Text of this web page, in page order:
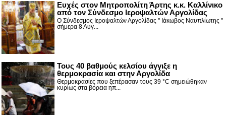
Ευχές στον Μητροπολίτη Άρτης κ.κ. Καλλίνικο
από τον Σύνδεσμο Ιεροψαλτών Αργολίδας
Ο Σύνδεσμος Ιεροψαλτών Αργολίδας '' Ιάκωβος Ναυπλίωτης ''
σήμερα 8 Αυγ...
Τους 40 βαθμούς κελσίου άγγιξε η
θερμοκρασία και στην Αργολίδα
Θερμοκρασίες που ξεπέρασαν τους 39 °C σημειώθηκαν
κυρίως στα βόρεια ηπ...